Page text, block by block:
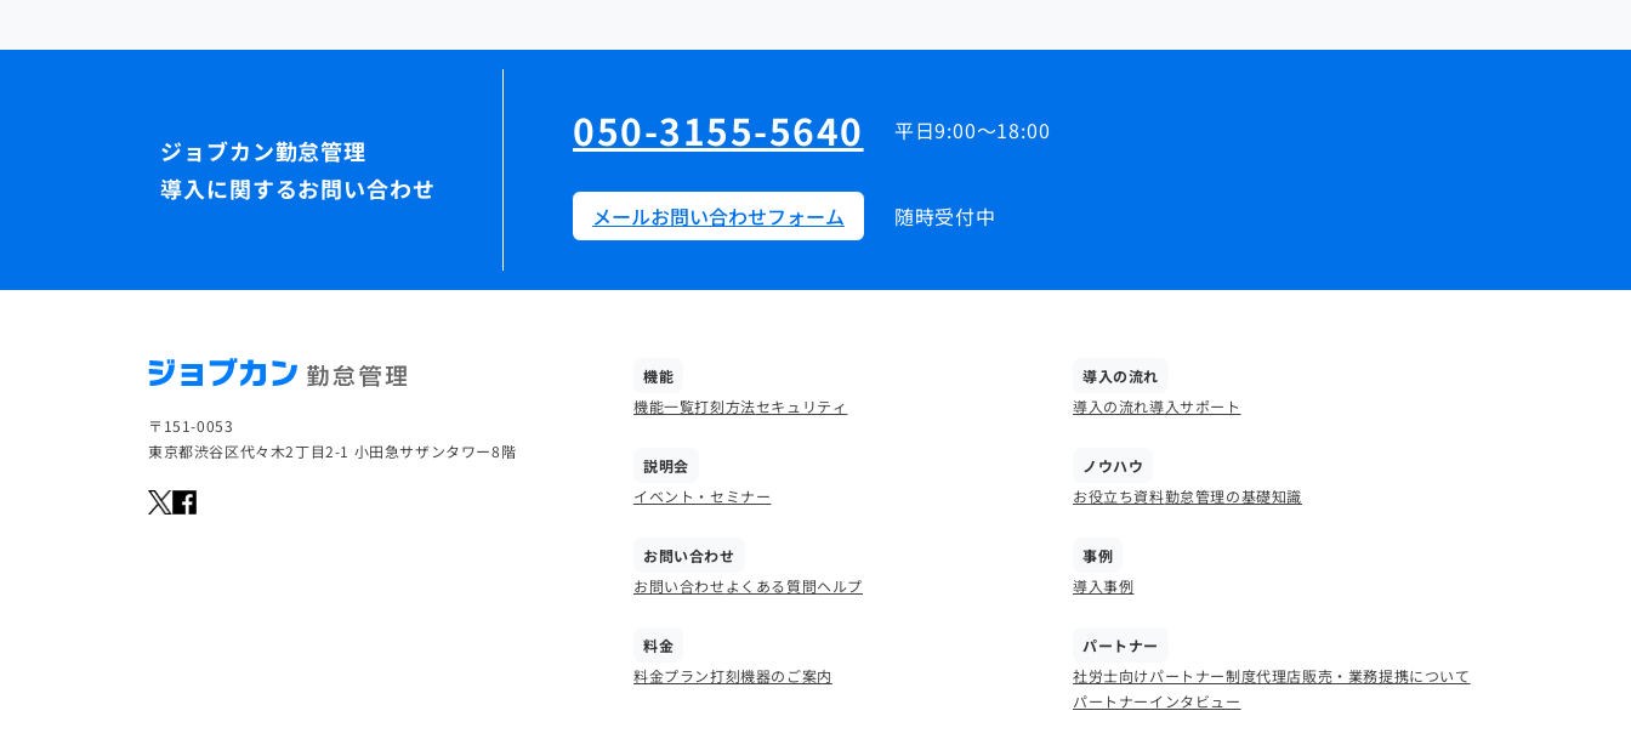
導入に関するお問い合わせ
050-3155-5640 平日9:00～18:00
メールお問い合わせフォーム 随時受付中
〒151-0053
東京都渋谷区代々木2丁目2-1 小田急サザンタワー8階
機能
機能一覧打刻方法セキュリティ
導入の流れ
導入の流れ導入サポート
説明会
イベント・セミナー
ノウハウ
お役立ち資料勤怠管理の基礎知識
お問い合わせ
お問い合わせよくある質問ヘルプ
事例
導入事例
料金
料金プラン打刻機器のご案内
パートナー
社労士向けパートナー制度代理店販売・業務提携について
パートナーインタビュー